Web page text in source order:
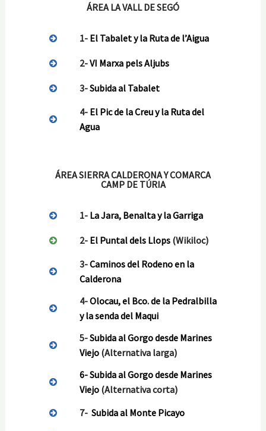
ÁREA LA VALL DE SEGÓ
1- El Tabalet y la Ruta de l’Aigua
2-VI Marxa pels Aljubs
3-Subida al Tabalet
4- El Pic de la Creu y la Ruta del
Agua
ÁREA SIERRA CALDERONA Y COMARCA
CAMP DE TÚRIA
1- La Jara, Benalta y la Garriga
2- El Puntal dels Llops (Wikiloc)
3-Caminos del Rodeno en la
Calderona
4-Olocau, el Bco. de la Pedralbilla
y la senda del Maqui
5-Subida al Gorgo desde Marines
Viejo (Alternativa larga)
6-Subida al Gorgo desde Marines
Viejo (Alternativa corta)
7- Subida al Monte Picayo